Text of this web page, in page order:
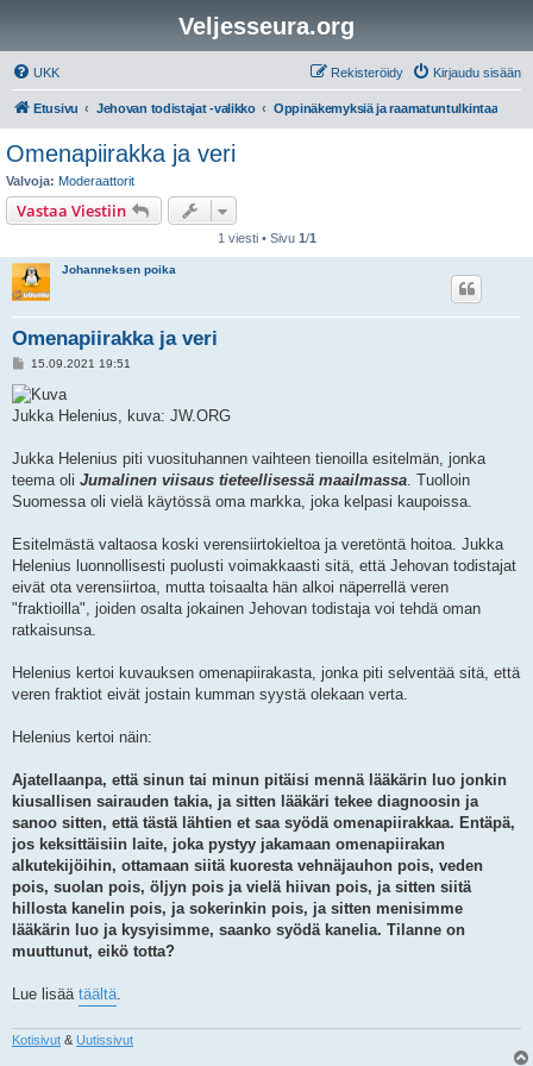
Veljesseura.org
UKK Kirjaudu sisään
Rekisteröidy
Etusivu Jehovan todistajat -valikko Oppinäkemyksiä ja raamatuntulkintaa
Omenapiirakka ja veri
Valvoja: Moderaattorit
Vastaa Viestiin
1 viesti • Sivu 1/1
Johanneksen poika
Omenapiirakka ja veri
V
e
s
t
15.09.2021 19:51
Jukka Helenius, kuva: JW.ORG
Jukka Helenius piti vuosituhannen vaihteen tienoilla esitelmän, jonka
teema oli Jumalinen viisaus tieteellisessä maailmassa. Tuolloin
Suomessa oli vielä käytössä oma markka, joka kelpasi kaupoissa.
Esitelmästä valtaosa koski verensiirtokieltoa ja veretöntä hoitoa. Jukka
Helenius luonnollisesti puolusti voimakkaasti sitä, että Jehovan todistajat
eivät ota verensiirtoa, mutta toisaalta hän alkoi näperrellä veren
"fraktioilla", joiden osalta jokainen Jehovan todistaja voi tehdä oman
ratkaisunsa.
Helenius kertoi kuvauksen omenapiirakasta, jonka piti selventää sitä, että
veren fraktiot eivät jostain kumman syystä olekaan verta.
Helenius kertoi näin:
Ajatellaanpa, että sinun tai minun pitäisi mennä lääkärin luo jonkin
kiusallisen sairauden takia, ja sitten lääkäri tekee diagnoosin ja
sanoo sitten, että tästä lähtien et saa syödä omenapiirakkaa. Entäpä,
jos keksittäisiin laite, joka pystyy jakamaan omenapiirakan
alkutekijöihin, ottamaan siitä kuoresta vehnäjauhon pois, veden
pois, suolan pois, öljyn pois ja vielä hiivan pois, ja sitten siitä
hillosta kanelin pois, ja sokerinkin pois, ja sitten menisimme
lääkärin luo ja kysyisimme, saanko syödä kanelia. Tilanne on
muuttunut, eikö totta?
Lue lisää täältä.
Kotisivut & Uutissivut